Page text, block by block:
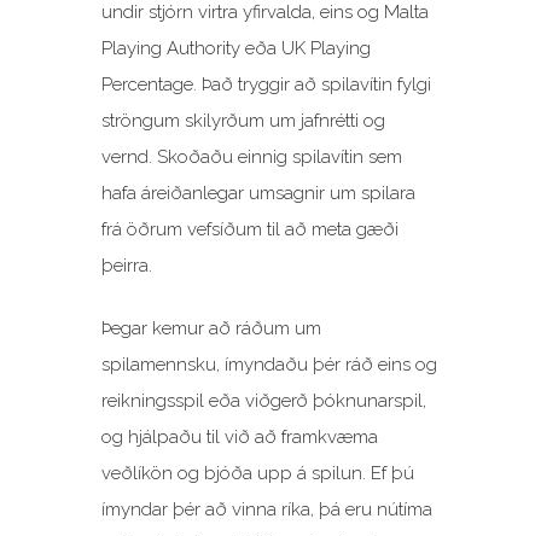
undir stjórn virtra yfirvalda, eins og Malta
Playing Authority eða UK Playing
Percentage. Það tryggir að spilavítin fylgi
ströngum skilyrðum um jafnrétti og
vernd. Skoðaðu einnig spilavítin sem
hafa áreiðanlegar umsagnir um spilara
frá öðrum vefsíðum til að meta gæði
þeirra.
Þegar kemur að ráðum um
spilamennsku, ímyndaðu þér ráð eins og
reikningsspil eða viðgerð þóknunarspil,
og hjálpaðu til við að framkvæma
veðlíkön og bjóða upp á spilun. Ef þú
ímyndar þér að vinna ríka, þá eru nútíma